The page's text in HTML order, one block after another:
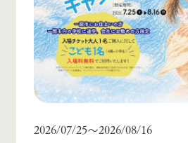
2026/07/25〜2026/08/16